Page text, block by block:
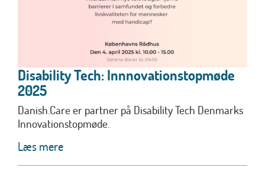
Disability Tech: Innnovationstopmøde
2025
Danish.Care er partner på Disability Tech Denmarks
Innovationstopmøde.
Læs mere